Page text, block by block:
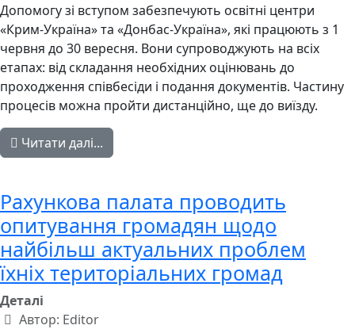
Допомогу зі вступом забезпечують освітні центри
«Крим-Україна» та «Донбас-Україна», які працюють з 1
червня до 30 вересня. Вони супроводжують на всіх
етапах: від складання необхідних оцінювань до
проходження співбесіди і подання документів. Частину
процесів можна пройти дистанційно, ще до виїзду.
Читати далі...
Рахункова палата проводить
опитування громадян щодо
найбільш актуальних проблем
їхніх територіальних громад
Деталі
Автор: Editor